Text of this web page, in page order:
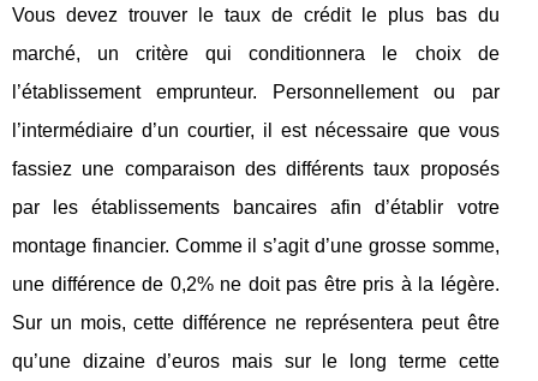
Vous devez trouver le taux de crédit le plus bas du
marché, un critère qui conditionnera le choix de
l’établissement emprunteur. Personnellement ou par
l’intermédiaire d’un courtier, il est nécessaire que vous
fassiez une comparaison des différents taux proposés
par les établissements bancaires afin d’établir votre
montage financier. Comme il s’agit d’une grosse somme,
une différence de 0,2% ne doit pas être pris à la légère.
Sur un mois, cette différence ne représentera peut être
qu’une dizaine d’euros mais sur le long terme cette